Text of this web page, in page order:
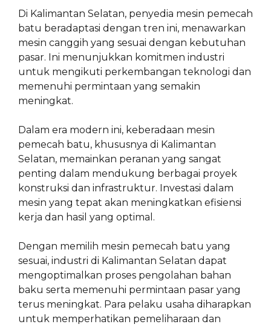
Di Kalimantan Selatan, penyedia mesin pemecah
batu beradaptasi dengan tren ini, menawarkan
mesin canggih yang sesuai dengan kebutuhan
pasar. Ini menunjukkan komitmen industri
untuk mengikuti perkembangan teknologi dan
memenuhi permintaan yang semakin
meningkat.
Dalam era modern ini, keberadaan mesin
pemecah batu, khususnya di Kalimantan
Selatan, memainkan peranan yang sangat
penting dalam mendukung berbagai proyek
konstruksi dan infrastruktur. Investasi dalam
mesin yang tepat akan meningkatkan efisiensi
kerja dan hasil yang optimal.
Dengan memilih mesin pemecah batu yang
sesuai, industri di Kalimantan Selatan dapat
mengoptimalkan proses pengolahan bahan
baku serta memenuhi permintaan pasar yang
terus meningkat. Para pelaku usaha diharapkan
untuk memperhatikan pemeliharaan dan